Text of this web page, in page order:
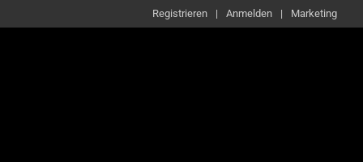
Registrieren Anmelden Marketing